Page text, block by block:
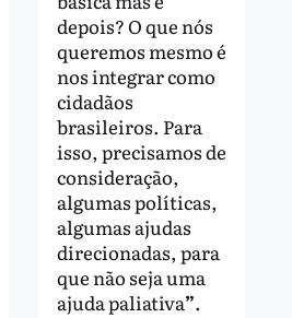
depois? O que nós
queremos mesmo é
nos integrar como
cidadãos
brasileiros. Para
isso, precisamos de
consideração,
algumas políticas,
algumas ajudas
direcionadas, para
que não seja uma
ajuda paliativa”.